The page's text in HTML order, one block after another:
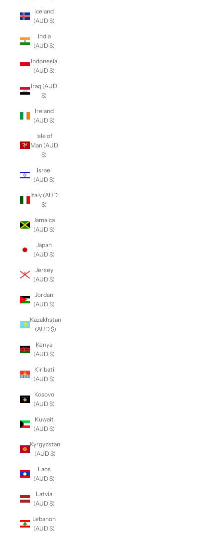
Iceland
(AUD $)
India
(AUD $)
Indonesia
(AUD $)
Iraq (AUD
$)
Ireland
(AUD $)
Isle of
Man (AUD
$)
Israel
(AUD $)
Italy (AUD
$)
Jamaica
(AUD $)
Japan
(AUD $)
Jersey
(AUD $)
Jordan
(AUD $)
Kazakhstan
(AUD $)
Kenya
(AUD $)
Kiribati
(AUD $)
Kosovo
(AUD $)
Kuwait
(AUD $)
Kyrgyzstan
(AUD $)
Laos
(AUD $)
Latvia
(AUD $)
Lebanon
(AUD $)